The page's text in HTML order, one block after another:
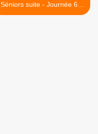
Séniors suite - Journée 6 -
Phase 2 >